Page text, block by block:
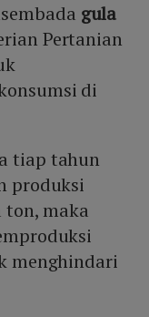
gula
Pertanian
di
tiap tahun
produksi
ton, maka
menghindari